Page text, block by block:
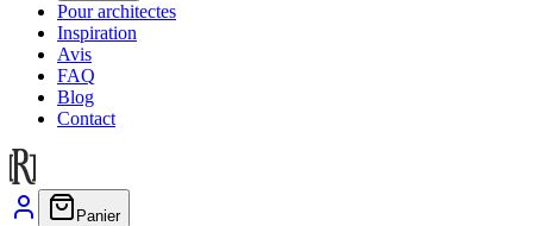
Pour architectes
Inspiration
Avis
FAQ
Blog
Contact
Panier